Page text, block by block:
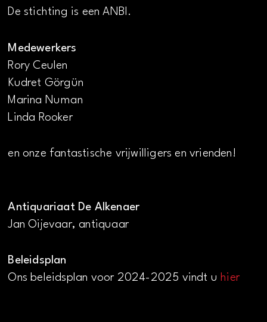
De stichting is een ANBI.
Medewerkers
Rory Ceulen
Kudret Görgün
Marina Numan
Linda Rooker
en onze fantastische vrijwilligers en vrienden!
Antiquariaat De Alkenaer
Jan Oijevaar, antiquaar
Beleidsplan
Ons beleidsplan voor 2024-2025 vindt uhier